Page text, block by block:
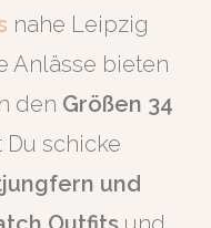
nahe Leipzig
Anlässe bieten
den Größen 34
schicke
und